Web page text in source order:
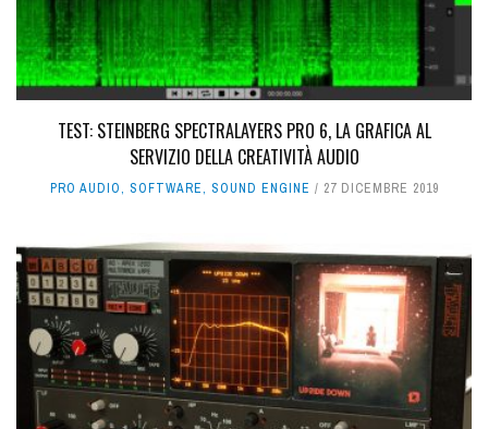
TEST: STEINBERG SPECTRALAYERS PRO 6, LA GRAFICA AL
SERVIZIO DELLA CREATIVITÀ AUDIO
PRO AUDIO, SOFTWARE, SOUND ENGINE 27 DICEMBRE 2019